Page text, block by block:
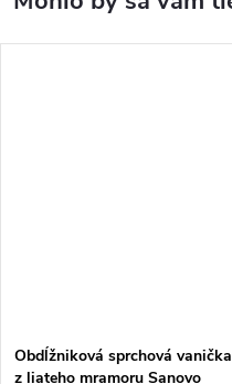
Obdĺžniková sprchová vanička
z liateho mramoru Sanovo